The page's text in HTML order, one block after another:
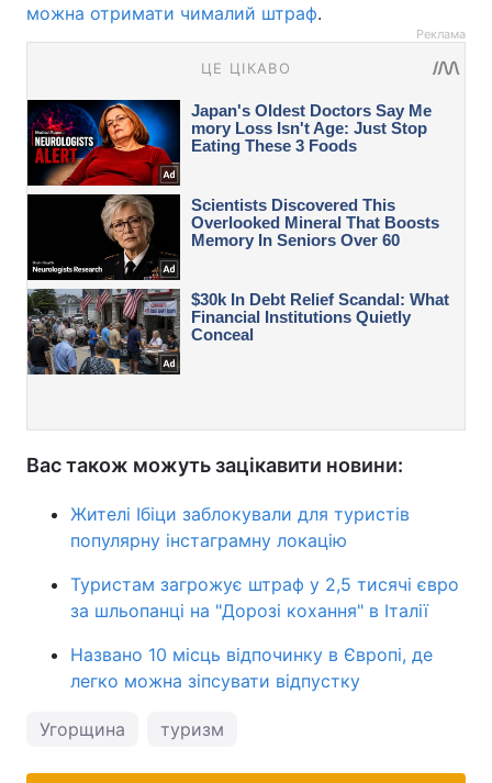
можна отримати чималий штраф.
Реклама
Вас також можуть зацікавити новини:
Жителі Ібіци заблокували для туристів
популярну інстаграмну локацію
Туристам загрожує штраф у 2,5 тисячі євро
за шльопанці на "Дорозі кохання" в Італії
Названо 10 місць відпочинку в Європі, де
легко можна зіпсувати відпустку
Угорщина туризм